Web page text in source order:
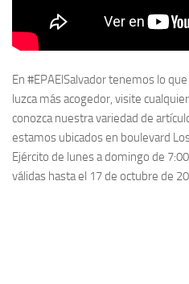
En #EPAElSalvador tenemos lo
luzca más acogedor, visite
conozca nuestra variedad de
estamos ubicados en boulevard
Ejército de lunes a domingo de
válidas hasta el 17 de octubre de